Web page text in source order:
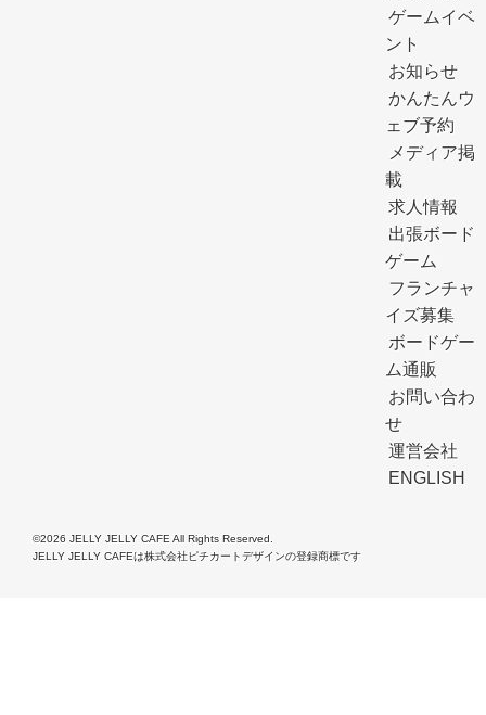
ゲームイベ
ント
お知らせ
かんたんウ
ェブ予約
メディア掲
載
求人情報
出張ボード
ゲーム
フランチャ
イズ募集
ボードゲー
ム通販
お問い合わ
せ
運営会社
ENGLISH
©2026 JELLY JELLY CAFE All Rights Reserved.
JELLY JELLY CAFEは株式会社ピチカートデザインの登録商標です